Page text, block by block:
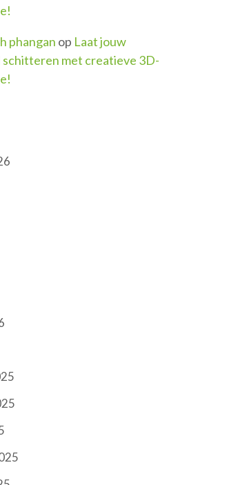
phangan op Laat jouw
schitteren met creatieve 3D-